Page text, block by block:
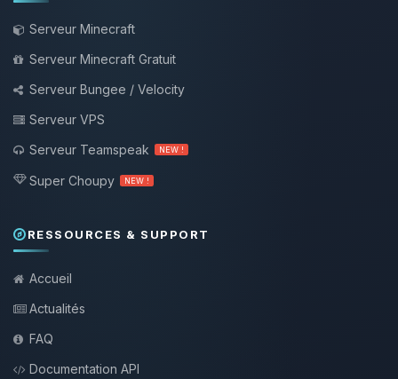
Serveur Minecraft
Serveur Minecraft Gratuit
Serveur Bungee / Velocity
Serveur VPS
Serveur Teamspeak
NEW !
Super Choupy NEW !
RESSOURCES & SUPPORT
Accueil
Actualités
FAQ
Documentation API